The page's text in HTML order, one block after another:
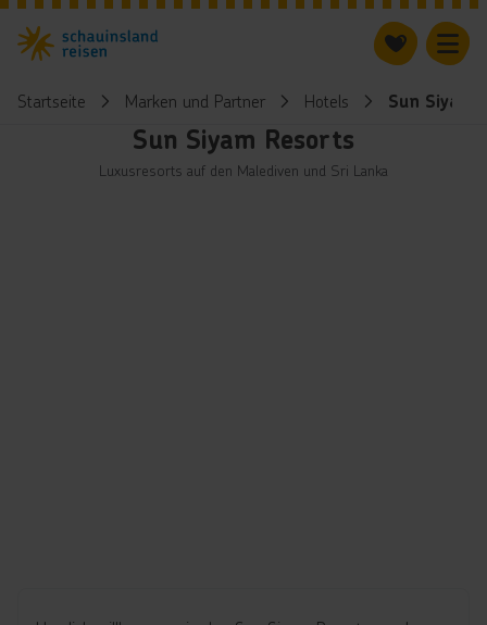
Startseite Marken und Partner Hotels Sun Siyam
Sun Siyam Resorts
Luxusresorts auf den Malediven und Sri Lanka